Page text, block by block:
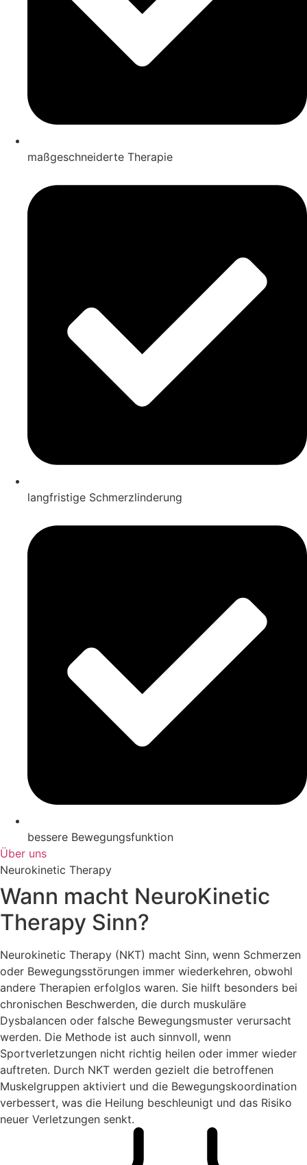
maßgeschneiderte Therapie
langfristige Schmerzlinderung
bessere Bewegungsfunktion
Über uns
Neurokinetic Therapy
Wann macht NeuroKinetic
Therapy Sinn?
Neurokinetic Therapy (NKT) macht Sinn, wenn Schmerzen
oder Bewegungsstörungen immer wiederkehren, obwohl
andere Therapien erfolglos waren. Sie hilft besonders bei
chronischen Beschwerden, die durch muskuläre
Dysbalancen oder falsche Bewegungsmuster verursacht
werden. Die Methode ist auch sinnvoll, wenn
Sportverletzungen nicht richtig heilen oder immer wieder
auftreten. Durch NKT werden gezielt die betroffenen
Muskelgruppen aktiviert und die Bewegungskoordination
verbessert, was die Heilung beschleunigt und das Risiko
neuer Verletzungen senkt.